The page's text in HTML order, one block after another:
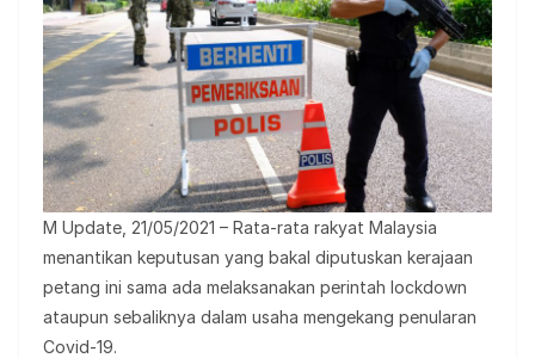
M Update, 21/05/2021 – Rata-rata rakyat Malaysia
menantikan keputusan yang bakal diputuskan kerajaan
petang ini sama ada melaksanakan perintah lockdown
ataupun sebaliknya dalam usaha mengekang penularan
Covid-19.